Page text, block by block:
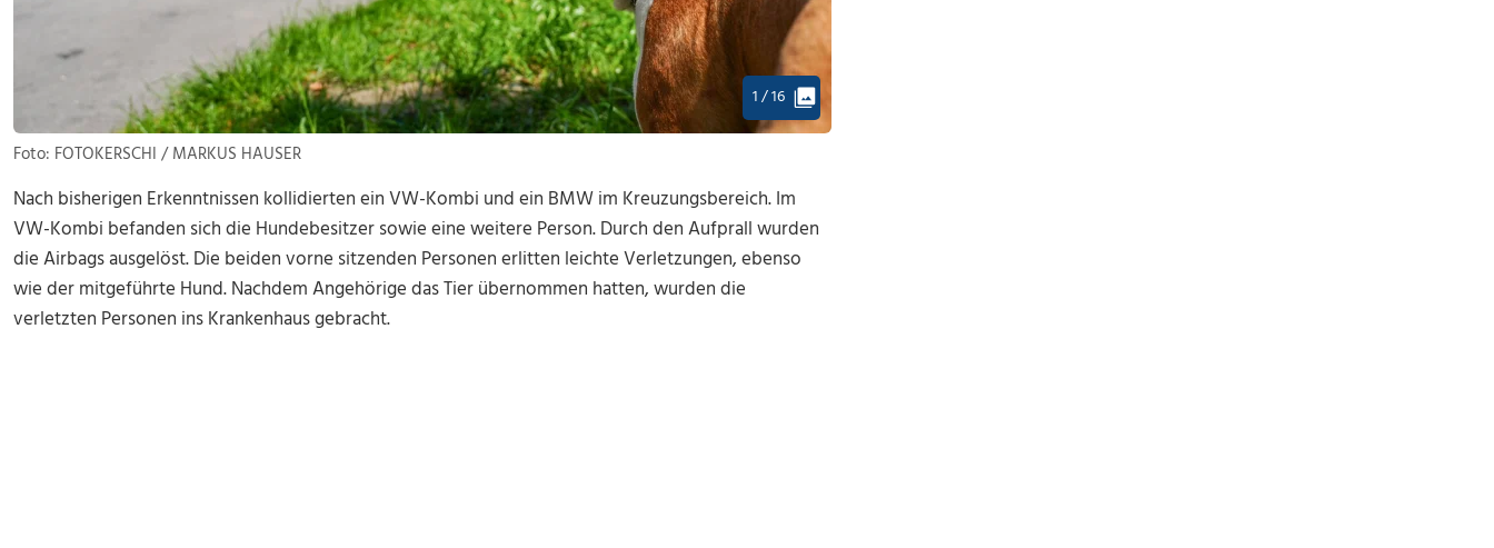
1 / 16
Foto: FOTOKERSCHI / MARKUS HAUSER
Nach bisherigen Erkenntnissen kollidierten ein VW-Kombi und ein BMW im Kreuzungsbereich. Im
VW-Kombi befanden sich die Hundebesitzer sowie eine weitere Person. Durch den Aufprall wurden
die Airbags ausgelöst. Die beiden vorne sitzenden Personen erlitten leichte Verletzungen, ebenso
wie der mitgeführte Hund. Nachdem Angehörige das Tier übernommen hatten, wurden die
verletzten Personen ins Krankenhaus gebracht.